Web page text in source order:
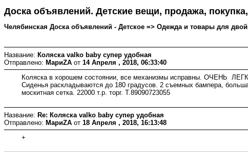
Доска объявлений. Детские вещи, продажа,
Челябинская Доска объявлений - Детское => Одежда и товары для
Название: Коляска valko baby супер удобная
Отправлено: МариZA от 14 Апреля , 2018, 06:33:40
Коляска в хорошем состоянии, все механизмы исправны. ОЧЕНЬ
Сиденья раскладываются до 180 градусов. 2 съемных бампера,
москитная сетка. 22000 т.р. торг. Т.89090723055
Название: Re: Коляска valko baby супер удобная
Отправлено: МариZA от 18 Апреля , 2018, 16:13:48
+